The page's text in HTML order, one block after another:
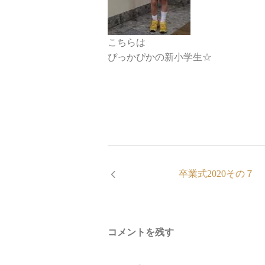
こちらは
ぴっかぴかの新小学生☆
卒業式2020その７
コメントを残す